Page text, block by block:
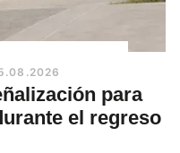
para
el regreso